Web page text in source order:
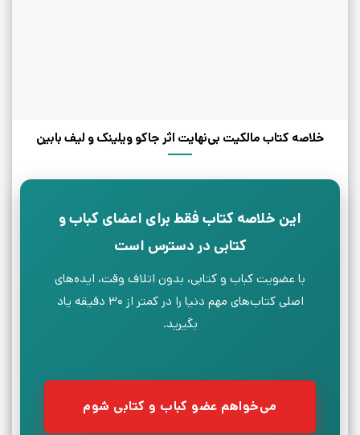
خلاصه کتاب مالکیت بی‌نهایت اثر جاکو ویلینک و لیف بابین
این خلاصه کتاب فقط برای اعضای کباب و
کتابی در دسترس است
با عضویت کباب و کتابی، بدون اتلاف وقت، ایده‌های
اصلی کتاب‌های مهم دنیا را در کمتر از ۳۰ دقیقه یاد
بگیرید.
می‌خواهم عضو کباب و کتابی شوم